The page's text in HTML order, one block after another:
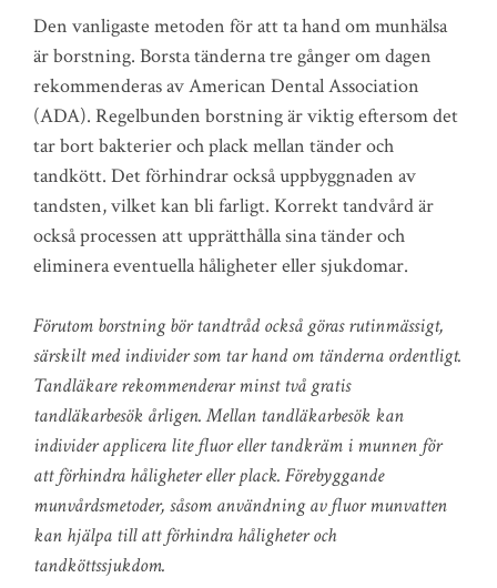
Den vanligaste metoden för att ta hand om munhälsa
är borstning. Borsta tänderna tre gånger om dagen
rekommenderas av American Dental Association
(ADA). Regelbunden borstning är viktig eftersom det
tar bort bakterier och plack mellan tänder och
tandkött. Det förhindrar också uppbyggnaden av
tandsten, vilket kan bli farligt. Korrekt tandvård är
också processen att upprätthålla sina tänder och
eliminera eventuella håligheter eller sjukdomar.
Förutom borstning bör tandtråd också göras rutinmässigt,
särskilt med individer som tar hand om tänderna ordentligt.
Tandläkare rekommenderar minst två gratis
tandläkarbesök årligen. Mellan tandläkarbesök kan
individer applicera lite fluor eller tandkräm i munnen för
att förhindra håligheter eller plack. Förebyggande
munvårdsmetoder, såsom användning av fluor munvatten
kan hjälpa till att förhindra håligheter och
tandköttssjukdom.